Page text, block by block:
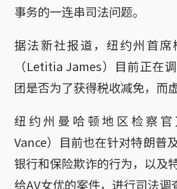
事务的一连串司法问题。
据法新社报道，纽约州首
（Letitia James）目前正在
团是否为了获得税收减免，而
纽约州曼哈顿地区检察官
Vance）目前也在针对特朗普
银行和保险欺诈的行为，以及
给AV女优的案件，进行司法调